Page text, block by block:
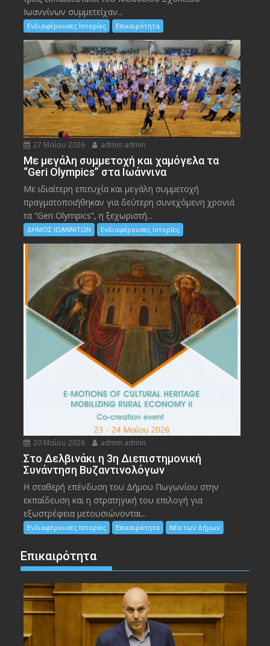
Ιωαννίνων συμμετείχαν...
Ενδιαφέρουσες Ιστορίες Επικαιρότητα
27 Μαΐου 2026 admin admin
Με μεγάλη συμμετοχή και χαμόγελα τα
“Geri Olympics” στα Ιωάννινα
Με ιδιαίτερη επιτυχία και μεγάλη συμμετοχή
πραγματοποιήθηκαν για δεύτερη συνεχόμενη χρονιά
τα “Geri Olympics”, η ξεχωριστή...
ΔΗΜΟΣ ΙΩΑΝΝΙΤΩΝ Ενδιαφέρουσες Ιστορίες
20 Μαΐου 2026 admin admin
Στο Δελβινάκι η 3η Διεπιστημονική
Συνάντηση Βυζαντινολόγων
Η σταθερή επένδυση του Δήμου Πωγωνίου στην
εκπαίδευση και η στρατηγική του επιλογή για
εξωστρέφεια μετουσιώνονται...
Ενδιαφέρουσες Ιστορίες Επικαιρότητα Νέα των Δήμων
Επικαιρότητα